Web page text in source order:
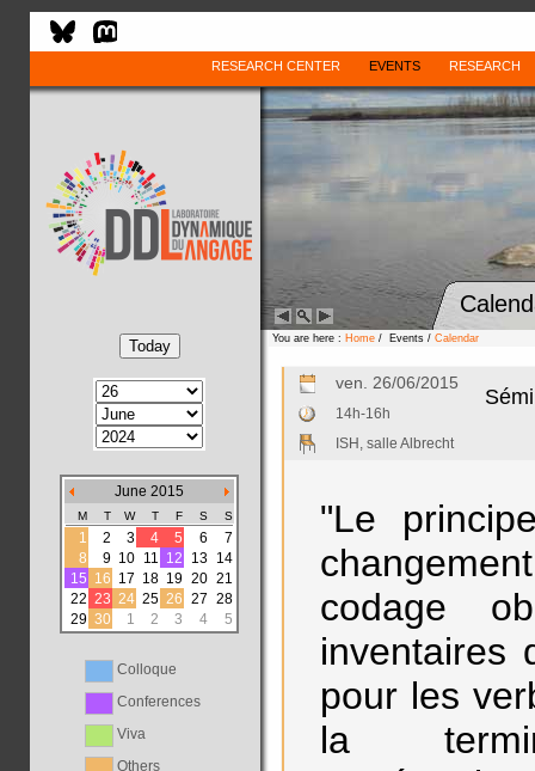
RESEARCH CENTER EVENTS RESEARCH
June 2015
M T W T F S S
1 2 3 4 5 6
7
8
9 10 11 12 13 14
15 16 17 18 19 20 21
22 23 24 25 26 27 28
29 30 1 2 3 4 5
Colloque
Conferences
Viva
Others
You are here : Home / Events / Calendar
ven. 26/06/2015
14h-16h
ISH, salle Albrecht
"Le
codage
inventaires
pour les
la